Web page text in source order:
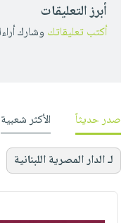
أبرز التعليقات
أكتب تعليقاتك وشارك
صدر حديثاً الأكثر شعبية
لـ الدار المصرية اللبنانية